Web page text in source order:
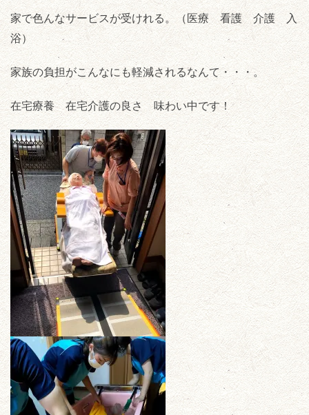
家で色んなサービスが受けれる。（医療 看護 介護 入
浴）
家族の負担がこんなにも軽減されるなんて・・・。
在宅療養 在宅介護の良さ 味わい中です！